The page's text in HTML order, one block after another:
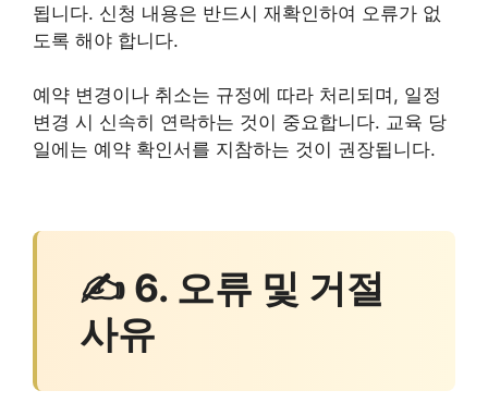
됩니다. 신청 내용은 반드시 재확인하여 오류가 없
도록 해야 합니다.
예약 변경이나 취소는 규정에 따라 처리되며, 일정
변경 시 신속히 연락하는 것이 중요합니다. 교육 당
일에는 예약 확인서를 지참하는 것이 권장됩니다.
✍ 6. 오류 및 거절
사유